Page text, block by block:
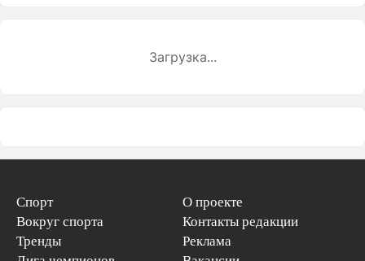
Загрузка...
Спорт
Вокруг спорта
Тренды
О проекте
Контакты редакции
Реклама